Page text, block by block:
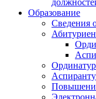
Образование
Сведения